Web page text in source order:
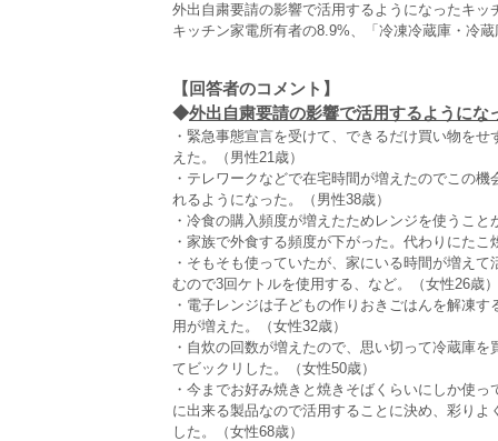
外出自粛要請の影響で活用するようになったキ
キッチン家電所有者の8.9%、「冷凍冷蔵庫・冷
【回答者のコメント】
◆外出自粛要請の影響で活用するように
・緊急事態宣言を受けて、できるだけ買い物を
えた。（男性21歳）
・テレワークなどで在宅時間が増えたのでこの
れるようになった。（男性38歳）
・冷食の購入頻度が増えたためレンジを使うこ
・家族で外食する頻度が下がった。代わりにた
・そもそも使っていたが、家にいる時間が増え
むので3回ケトルを使用する、など。（女性26歳）
・電子レンジは子どもの作りおきごはんを解凍
用が増えた。（女性32歳）
・自炊の回数が増えたので、思い切って冷蔵庫
てビックリした。（女性50歳）
・今までお好み焼きと焼きそばくらいにしか使
に出来る製品なので活用することに決め、彩り
した。（女性68歳）